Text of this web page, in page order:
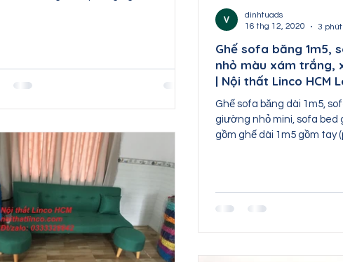
Ghế sofa băng 1m5,
nhỏ màu xám trắng,
| Nội thất Linco HCM
Gòn
Ghế sofa băng dài 1m5,
giường nhỏ mini, sofa bed
gồm ghế dài 1m5 gồm tay
dinhtuads
16 thg 12, 2020
3